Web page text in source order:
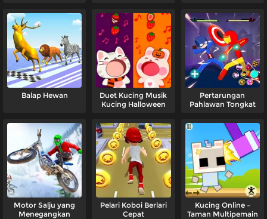
Balap Hewan
Duet Kucing Musik
Kucing Halloween
Pertarungan
Pahlawan Tongkat
Motor Salju yang
Menegangkan
Pelari Koboi Berlari
Cepat
Kucing Online –
Taman Multipemain